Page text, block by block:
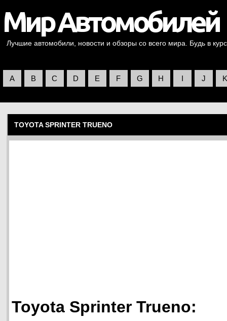
Лучшие автомобили, новости и обзоры со всего мира. Будь в
A B C D E F G H I J K
TOYOTA SPRINTER TRUENO
Toyota Sprinter Trueno: